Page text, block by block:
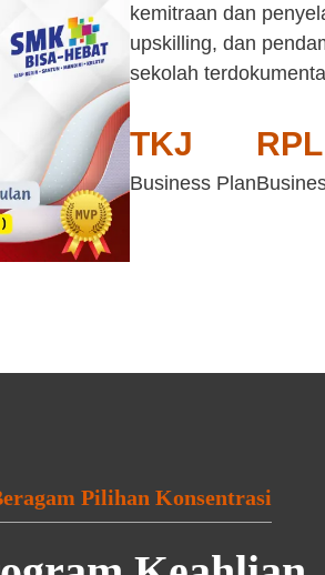
kemitraan dan
upskilling, dan
sekolah
TKJ
Business Plan
RPL
Pilihan Konsentrasi